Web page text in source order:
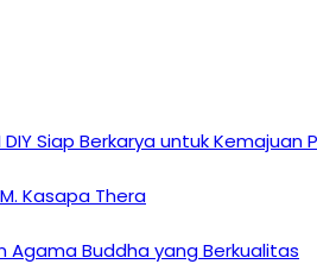
Siap Berkarya untuk
Kasapa Thera
Agama Buddha yang Berkualitas